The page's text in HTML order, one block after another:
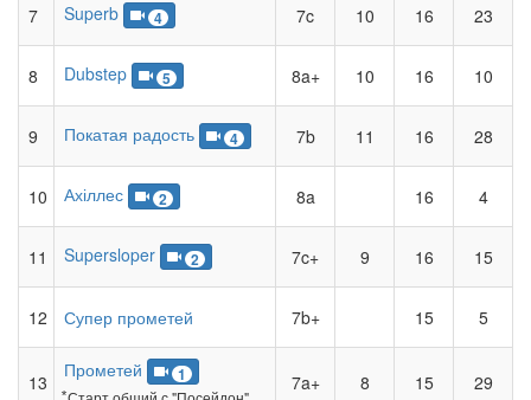
7 Superb 4 7c 10 16 23
8 Dubstep 5 8a+ 10 16 10
9 Покатая радость 4 7b 11 16 28
10 Ахіллес 2 8a 16 4
11 Supersloper 2 7c+ 9 16 15
12 Супер прометей 7b+ 15 5
13
Прометей 1 7a+ 8 15 29